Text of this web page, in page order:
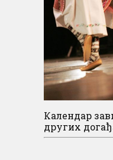
Календар
других